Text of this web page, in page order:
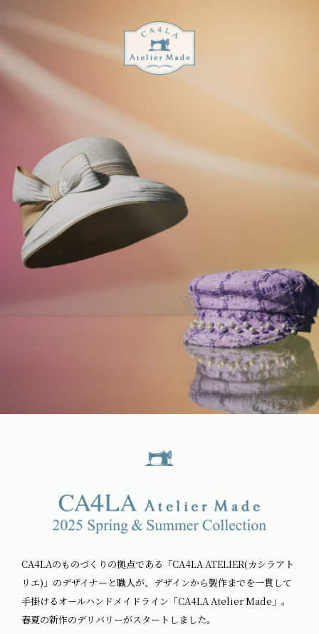
CA4LAのものづくりの拠点である「CA4LA ATELIER(カシラアト
リエ)」のデザイナーと職人が、デザインから製作までを一貫して
手掛けるオールハンドメイドライン「CA4LA Atelier Made」。
春夏の新作のデリバリーがスタートしました。